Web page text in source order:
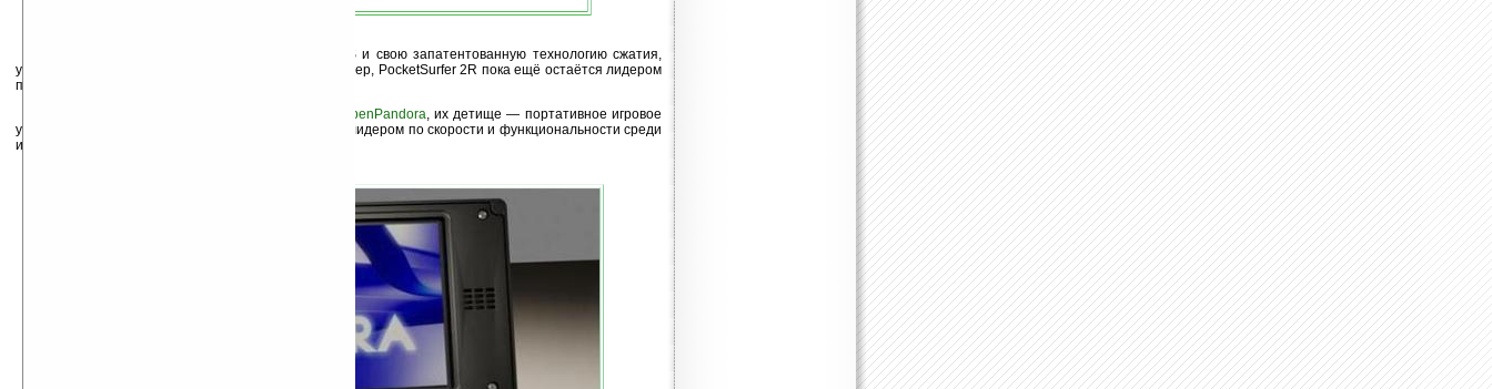
Даже без 3G и WiFi, просто используя GPRS и свою запатентованную технологию сжатия,
ускоряющую работу с интернетом через прокси-сервер, PocketSurfer 2R пока ещё остаётся лидером
по скорости среди устройств своего класса.
OpenPandora, их детище — портативное игровое
устройство Pandora — на данный момент является лидером по скорости и функциональности среди
игровых КПК.